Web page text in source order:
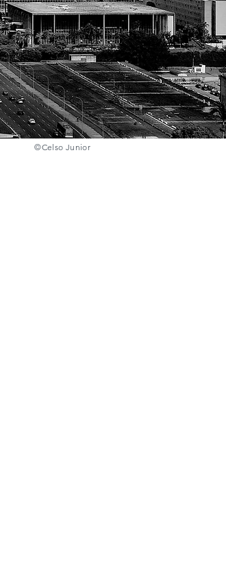
©️Celso Junior